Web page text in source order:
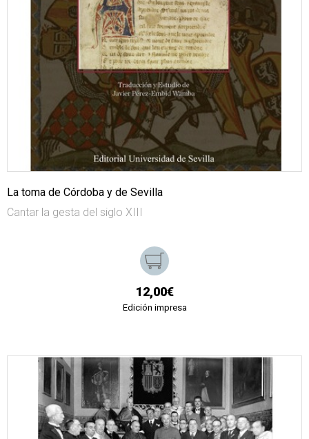
La toma de Córdoba y de Sevilla
Cantar la gesta del siglo XIII
12,00€
Edición impresa